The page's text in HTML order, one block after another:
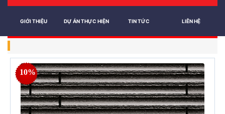
GIỚI THIỆU DỰ ÁN THỰC HIỆN TIN TỨC LIÊN HỆ
10%